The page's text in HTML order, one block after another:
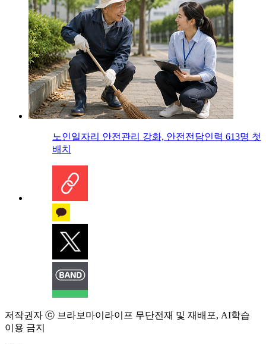
노인일자리 안전관리 강화, 안전전담인력 613명 첫
배치
저작권자 ⓒ 브라보마이라이프 무단전재 및 재배포, AI학습
이용 금지